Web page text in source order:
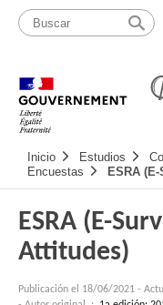
Pasar
contenido
Mapa
web
Navigation
principale
Inicio Estudios
Encuestas
ESRA
ESRA (E-
Attitudes)
Publicación el 18/06/2021 -